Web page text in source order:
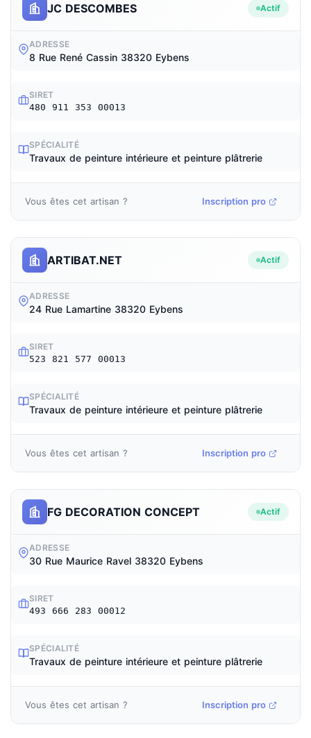
JC DESCOMBES Actif
ADRESSE
8 Rue René Cassin 38320 Eybens
SIRET
480 911 353 00013
SPÉCIALITÉ
Travaux de peinture intérieure et peinture plâtrerie
Vous êtes cet artisan ? Inscription pro
ARTIBAT.NET Actif
ADRESSE
24 Rue Lamartine 38320 Eybens
SIRET
523 821 577 00013
SPÉCIALITÉ
Travaux de peinture intérieure et peinture plâtrerie
Vous êtes cet artisan ? Inscription pro
FG DECORATION CONCEPT Actif
ADRESSE
30 Rue Maurice Ravel 38320 Eybens
SIRET
493 666 283 00012
SPÉCIALITÉ
Travaux de peinture intérieure et peinture plâtrerie
Vous êtes cet artisan ? Inscription pro